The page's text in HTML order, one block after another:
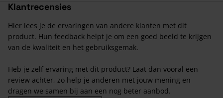
Klantrecensies
Hier lees je de ervaringen van andere klanten met dit
product. Hun feedback helpt je om een goed beeld te krijgen
van de kwaliteit en het gebruiksgemak.
Heb je zelf ervaring met dit product? Laat dan vooral een
review achter, zo help je anderen met jouw mening en
dragen we samen bij aan een nog beter aanbod.